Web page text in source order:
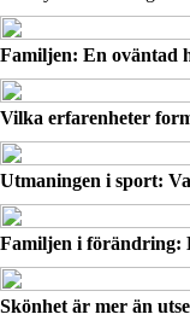
Familjen: En oväntad
Vilka erfarenheter
Utmaningen i sport:
Familjen i förändring:
Skönhet är mer än